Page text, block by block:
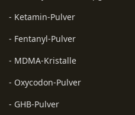
- Ketamin-Pulver
- Fentanyl-Pulver
- MDMA-Kristalle
- Oxycodon-Pulver
- GHB-Pulver